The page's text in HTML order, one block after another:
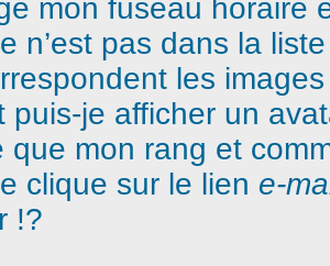
mon fuseau horaire
n’est pas dans la
les
puis-je afficher un
que mon rang et
clique sur le lien e-
!?